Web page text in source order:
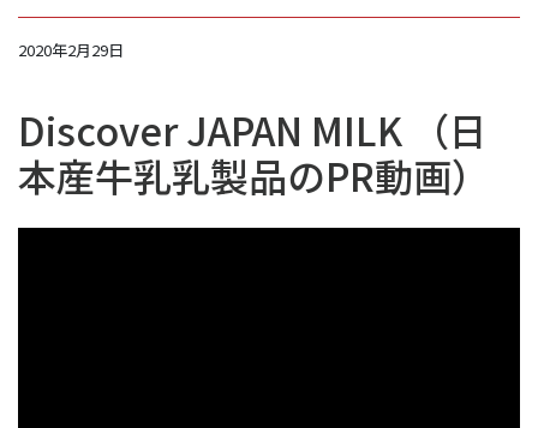
2020年2月29日
Discover JAPAN MILK （日
本産牛乳乳製品のPR動画）